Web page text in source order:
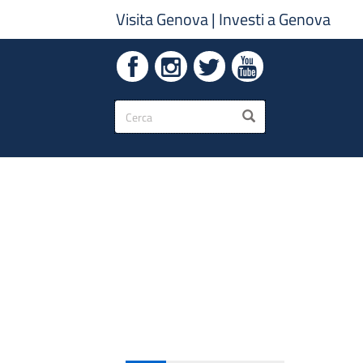
Visita Genova| Investi a Genova
Form
di
ricerca
CERCA